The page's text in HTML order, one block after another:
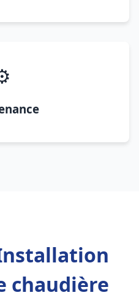
chaudière